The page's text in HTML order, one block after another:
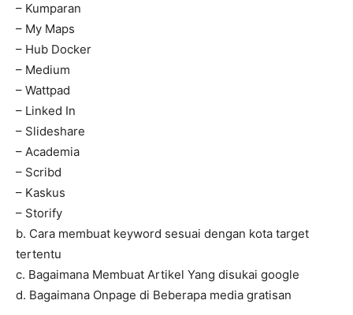
– Kumparan
– My Maps
– Hub Docker
– Medium
– Wattpad
– Linked In
– Slideshare
– Academia
– Scribd
– Kaskus
– Storify
b. Cara membuat keyword sesuai dengan kota target
tertentu
c. Bagaimana Membuat Artikel Yang disukai google
d. Bagaimana Onpage di Beberapa media gratisan